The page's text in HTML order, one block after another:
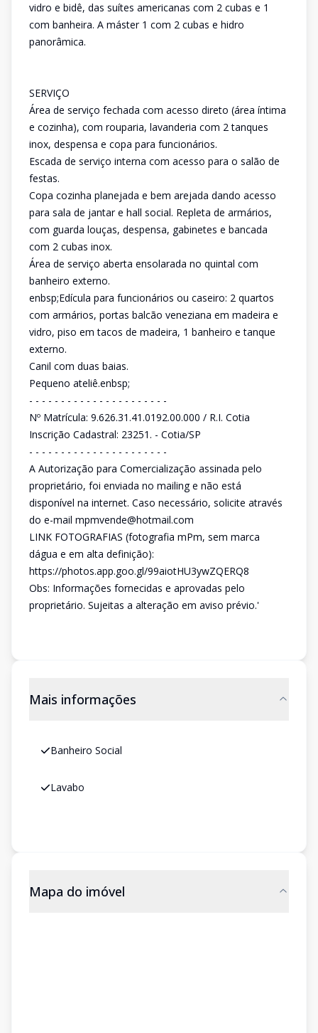
vidro e bidê, das suítes americanas com 2 cubas e 1
com banheira. A máster 1 com 2 cubas e hidro
panorâmica.
SERVIÇO
Área de serviço fechada com acesso direto (área íntima
e cozinha), com rouparia, lavanderia com 2 tanques
inox, despensa e copa para funcionários.
Escada de serviço interna com acesso para o salão de
festas.
Copa cozinha planejada e bem arejada dando acesso
para sala de jantar e hall social. Repleta de armários,
com guarda louças, despensa, gabinetes e bancada
com 2 cubas inox.
Área de serviço aberta ensolarada no quintal com
banheiro externo.
enbsp;Edícula para funcionários ou caseiro: 2 quartos
com armários, portas balcão veneziana em madeira e
vidro, piso em tacos de madeira, 1 banheiro e tanque
externo.
Canil com duas baias.
Pequeno ateliê.enbsp;
- - - - - - - - - - - - - - - - - - - - - -
Nº Matrícula: 9.626.31.41.0192.00.000 / R.I. Cotia
Inscrição Cadastral: 23251. - Cotia/SP
- - - - - - - - - - - - - - - - - - - - - -
A Autorização para Comercialização assinada pelo
proprietário, foi enviada no mailing e não está
disponível na internet. Caso necessário, solicite através
do e-mail mpmvende@hotmail.com
LINK FOTOGRAFIAS (fotografia mPm, sem marca
dágua e em alta definição):
https://photos.app.goo.gl/99aiotHU3ywZQERQ8
Obs: Informações fornecidas e aprovadas pelo
proprietário. Sujeitas a alteração em aviso prévio.'
Mais informações
Banheiro Social
Lavabo
Mapa do imóvel